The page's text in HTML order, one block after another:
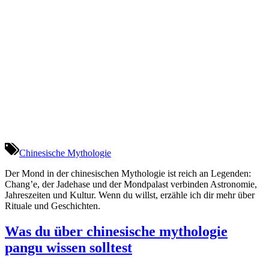
Chinesische Mythologie
Der Mond in der chinesischen Mythologie ist reich an Legenden:
Chang’e, der Jadehase und der Mondpalast verbinden Astronomie,
Jahreszeiten und Kultur. Wenn du willst, erzähle ich dir mehr über
Rituale und Geschichten.
Was du über chinesische mythologie
pangu wissen solltest